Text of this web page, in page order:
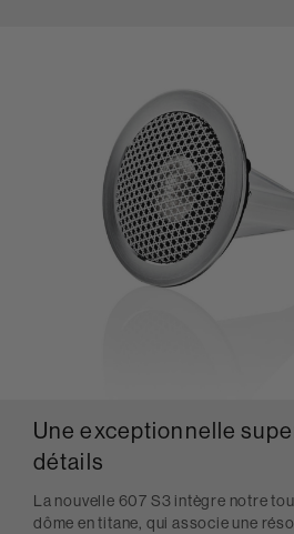
Une exceptionnelle
détails
La nouvelle 607 S3 intègre notre
dôme en titane, qui associe une